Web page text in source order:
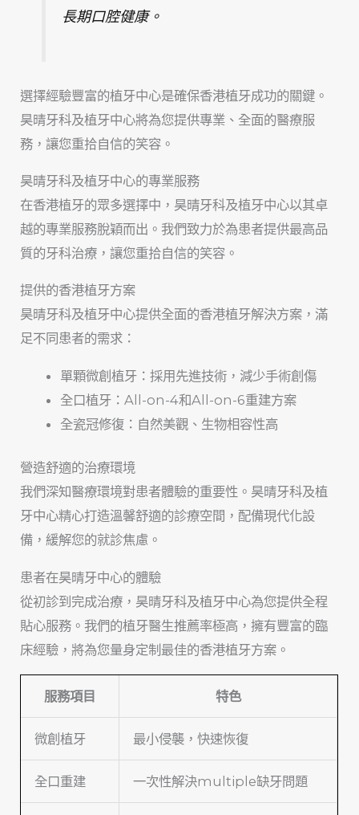
長期口腔健康。
選擇經驗豐富的植牙中心是確保香港植牙成功的關鍵。
昊晴牙科及植牙中心將為您提供專業、全面的醫療服
務，讓您重拾自信的笑容。
昊晴牙科及植牙中心的專業服務
在香港植牙的眾多選擇中，昊晴牙科及植牙中心以其卓
越的專業服務脫穎而出。我們致力於為患者提供最高品
質的牙科治療，讓您重拾自信的笑容。
提供的香港植牙方案
昊晴牙科及植牙中心提供全面的香港植牙解決方案，滿
足不同患者的需求：
單顆微創植牙：採用先進技術，減少手術創傷
全口植牙：All-on-4和All-on-6重建方案
全瓷冠修復：自然美觀、生物相容性高
營造舒適的治療環境
我們深知醫療環境對患者體驗的重要性。昊晴牙科及植
牙中心精心打造溫馨舒適的診療空間，配備現代化設
備，緩解您的就診焦慮。
患者在昊晴牙中心的體驗
從初診到完成治療，昊晴牙科及植牙中心為您提供全程
貼心服務。我們的植牙醫生推薦率極高，擁有豐富的臨
床經驗，將為您量身定制最佳的香港植牙方案。
服務項目 特色
微創植牙 最小侵襲，快速恢復
全口重建 一次性解決multiple缺牙問題